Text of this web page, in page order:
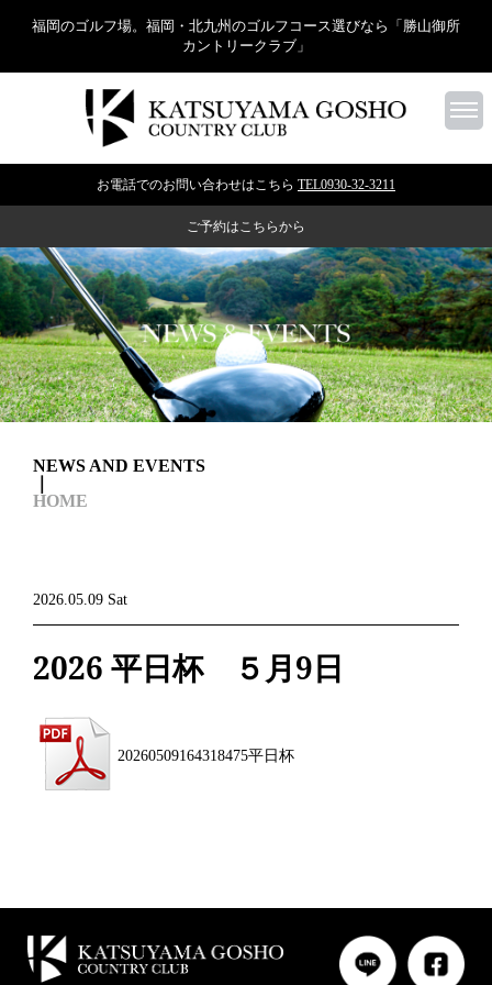
福岡のゴルフ場。福岡・北九州のゴルフコース選びなら「勝山御所
カントリークラブ」
お電話でのお問い合わせはこちら TEL0930-32-3211
ご予約はこちらから
HOME
NEWS AND EVENTS
2026.05.09 Sat
2026 平日杯 ５月9日
20260509164318475平日杯